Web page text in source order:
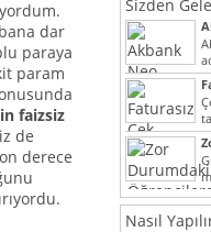
dar
paraya
param
faizsiz
de
derece
Sizden
Nasıl